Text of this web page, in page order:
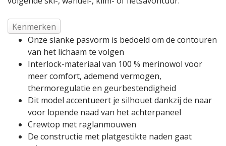
Kenmerken
Onze slanke pasvorm is bedoeld om de contouren
van het lichaam te volgen
Interlock-materiaal van 100 % merinowol voor
meer comfort, ademend vermogen,
thermoregulatie en geurbestendigheid
Dit model accentueert je silhouet dankzij de naar
voor lopende naad van het achterpaneel
Crewtop met raglanmouwen
De constructie met platgestikte naden gaat